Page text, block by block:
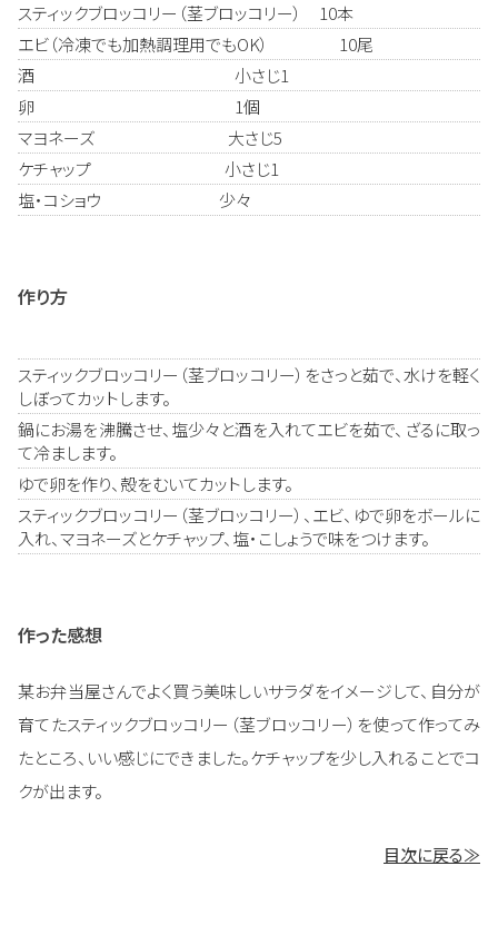
スティックブロッコリー（茎ブロッコリー） 10本
エビ（冷凍でも加熱調理用でもOK） 10尾
酒 小さじ1
卵 1個
マヨネーズ 大さじ5
ケチャップ 小さじ1
塩・コショウ 少々
作り方
スティックブロッコリー（茎ブロッコリー）をさっと茹で、水けを軽く
しぼってカットします。
鍋にお湯を沸騰させ、塩少々と酒を入れてエビを茹で、ざるに取っ
て冷まします。
ゆで卵を作り、殻をむいてカットします。
スティックブロッコリー（茎ブロッコリー）、エビ、ゆで卵をボールに
入れ、マヨネーズとケチャップ、塩・こしょうで味をつけます。
作った感想
某お弁当屋さんでよく買う美味しいサラダをイメージして、自分が
育てたスティックブロッコリー（茎ブロッコリー）を使って作ってみ
たところ、いい感じにできました。ケチャップを少し入れることでコ
クが出ます。
目次に戻る≫